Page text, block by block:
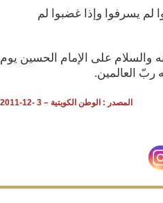
لم يسرفوا وإذا غضبوا لم
والسلام على الإمام الحسين يوم
ربّ العالمين.
المصدر : الوطن الكويتية – 3 -12-2011